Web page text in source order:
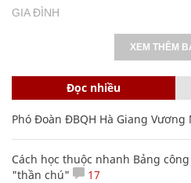
GIA ĐÌNH
XEM THÊM
Đọc nhiều
Phó Đoàn ĐBQH Hà Giang
Cách học thuộc nhanh Bảng
"thần chú"
17